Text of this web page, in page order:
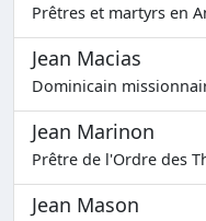
Prêtres et martyrs en
Jean Macias
Dominicain
Jean Marinon
Prêtre de l'Ordre des
Jean Mason